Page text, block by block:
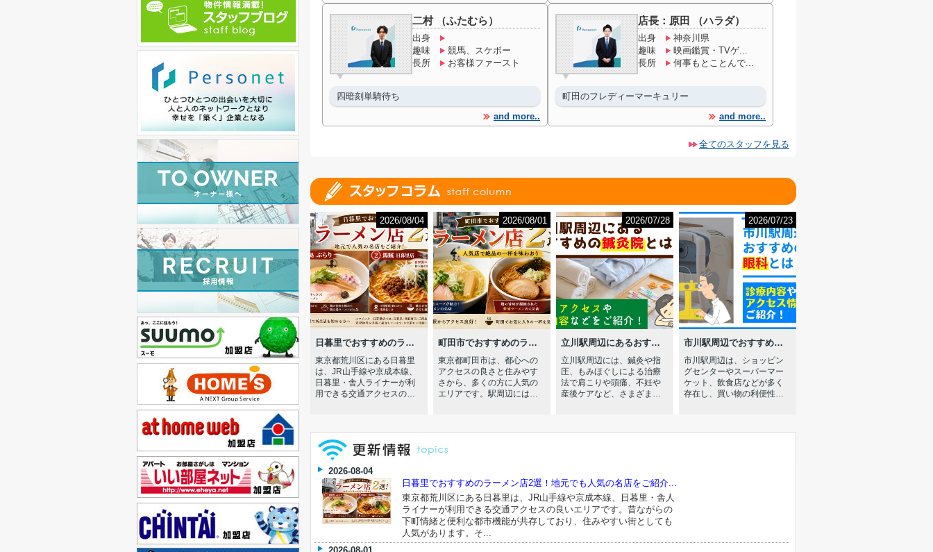
二村 （ふたむら）
出身
趣味
競馬、スケボー
長所
お客様ファースト
四暗刻単騎待ち
and more..
店長：原田 （ハラダ）
出身
神奈川県
趣味
映画鑑賞・TVゲ...
長所
何事もとことんで...
町田のフレディーマーキュリー
and more..
全てのスタッフを見る
2026/08/04
日暮里でおすすめのラー
メン店2選！地元でも人気
の名店をご紹介
東京都荒川区にある日暮里
は、JR山手線や京成本線、
日暮里・舎人ライナーが利
用できる交通アクセスの良
い街としても人気がありま
す。そんな日暮里には、ラ
ーメン好きが足を運ぶ人気
店も数多くあります。今回
は、その中でも特におすす
めしたい2店舗をご紹介しま
す。日暮里でお部屋探しを
検討している方や、美味し
いラーメンを楽しみたい方
はぜひ参考にしてくださ
い。日暮里でおすすめのラ
2026/08/01
町田市でおすすめのラー
メン店2選！人気店で絶品
の一杯を味わおう
東京都町田市は、都心への
アクセスの良さと住みやす
さから、多くの方に人気の
エリアです。駅周辺には大
のラーメン店の中から、初
す。町田市へのお引っ越し
を検討している方や、美味
しいラーメン店を探してい
る方はぜひ参考にしてくだ
さい。町田市でおすすめの
ラーメン店① 町田汁場 しお
2026/07/28
立川駅周辺にあるおすす
めの鍼灸院とは？アクセ
スや診療内容などをご紹
介！
立川駅周辺には、鍼灸や指
圧、もみほぐしによる治療
法で肩こりや頭痛、不妊や
産後ケアなど、さまざまな
けて、立川駅周辺でおすす
めの鍼灸院についてご紹介
します。 弊社へのお問い合
わせはこちら立川駅周辺で
おすすめの鍼灸院：立川通
2026/07/23
市川駅周辺でおすすめの
眼科とは？診療内容やア
クセス情報をご紹介！
市川駅周辺は、ショッピン
グセンターやスーパーマー
ケット、飲食店などが多く
存在し、買い物の利便性が
2026-08-04
日暮里でおすすめのラーメン店2選！地元でも人気の名店をご紹介...
東京都荒川区にある日暮里は、JR山手線や京成本線、日暮里・舎人
ライナーが利用できる交通アクセスの良いエリアです。昔ながらの
下町情緒と便利な都市機能が共存しており、住みやすい街としても
人気があります。そ...